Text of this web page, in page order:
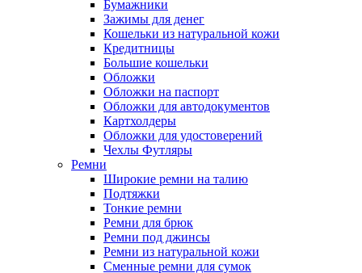
Бумажники
Зажимы для денег
Кошельки из натуральной кожи
Кредитницы
Большие кошельки
Обложки
Обложки на паспорт
Обложки для автодокументов
Картхолдеры
Обложки для удостоверений
Чехлы Футляры
Ремни
Широкие ремни на талию
Подтяжки
Тонкие ремни
Ремни для брюк
Ремни под джинсы
Ремни из натуральной кожи
Сменные ремни для сумок